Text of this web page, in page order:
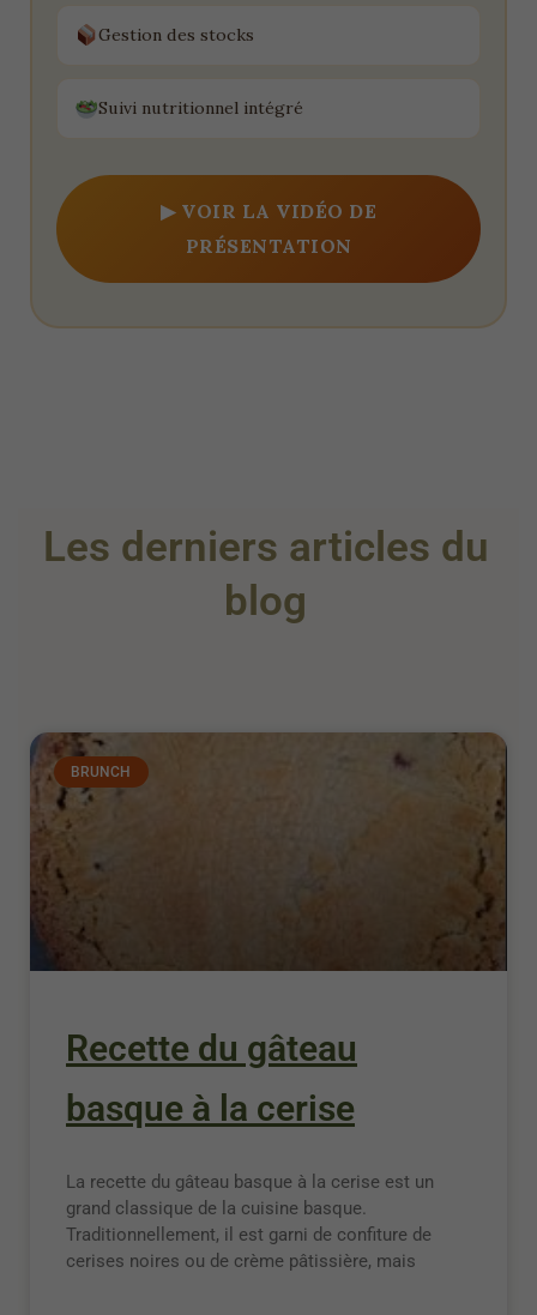
Gestion des stocks
Suivi nutritionnel intégré
▶ VOIR LA VIDÉO DE
PRÉSENTATION
Les derniers articles du
blog
BRUNCH
Recette du gâteau
basque à la cerise
La recette du gâteau basque à la cerise est un
grand classique de la cuisine basque.
Traditionnellement, il est garni de confiture de
cerises noires ou de crème pâtissière, mais